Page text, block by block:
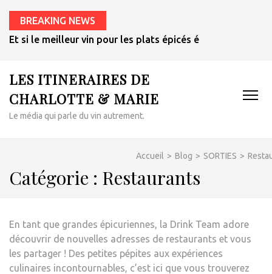
BREAKING NEWS
Et si le meilleur vin pour les plats épicés était un rosé de
LES ITINERAIRES DE
CHARLOTTE & MARIE
Le média qui parle du vin autrement.
Accueil > Blog > SORTIES >
Catégorie : Restaurants
En tant que grandes épicuriennes, la Drink Team adore
découvrir de nouvelles adresses de restaurants et vous
les partager ! Des petites pépites aux expériences
culinaires incontournables, c’est ici que vous trouverez